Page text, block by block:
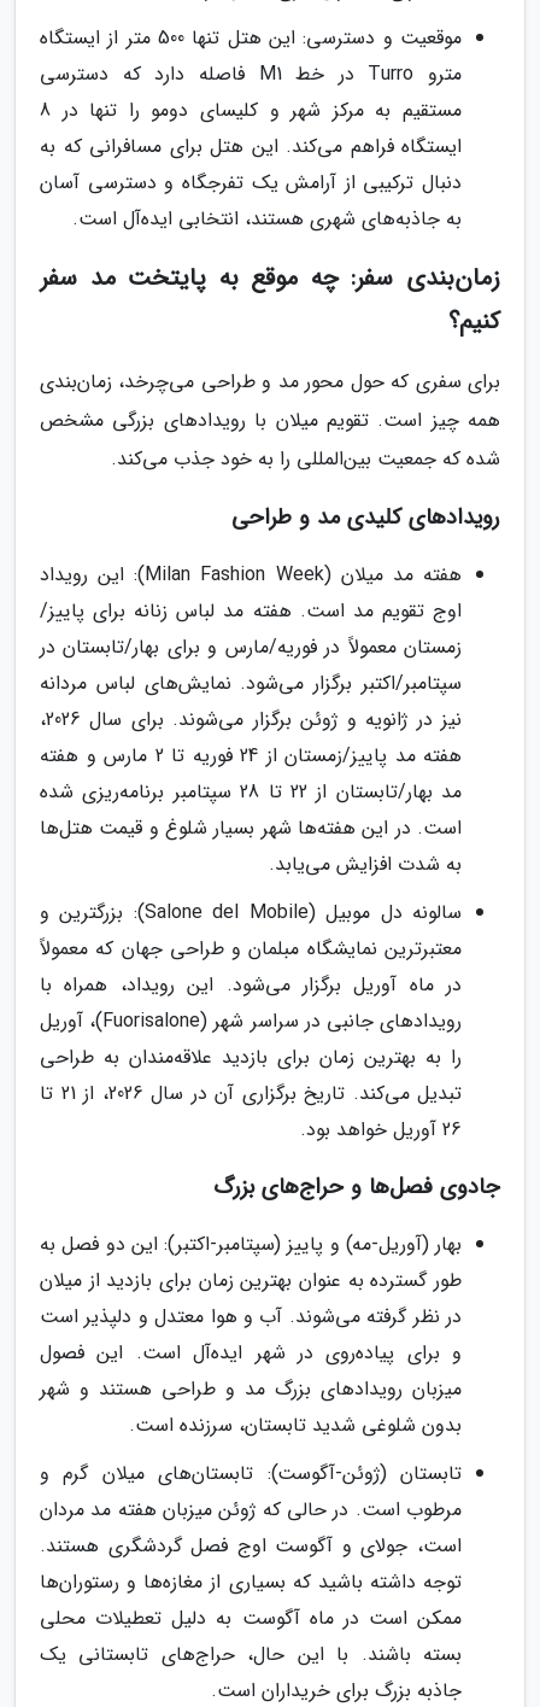
موقعیت و دسترسی: این هتل تنها 500 متر از ایستگاه
مترو Turro در خط M1 فاصله دارد که دسترسی
مستقیم به مرکز شهر و کلیسای دومو را تنها در 8
ایستگاه فراهم می‌کند. این هتل برای مسافرانی که به
دنبال ترکیبی از آرامش یک تفرجگاه و دسترسی آسان
به جاذبه‌های شهری هستند، انتخابی ایده‌آل است.
زمان‌بندی سفر: چه موقع به پایتخت مد سفر
کنیم؟
برای سفری که حول محور مد و طراحی می‌چرخد، زمان‌بندی
همه چیز است. تقویم میلان با رویدادهای بزرگی مشخص
شده که جمعیت بین‌المللی را به خود جذب می‌کند.
رویدادهای کلیدی مد و طراحی
هفته مد میلان (Milan Fashion Week): این رویداد
اوج تقویم مد است. هفته مد لباس زنانه برای پاییز/
زمستان معمولاً در فوریه/مارس و برای بهار/تابستان در
سپتامبر/اکتبر برگزار می‌شود. نمایش‌های لباس مردانه
نیز در ژانویه و ژوئن برگزار می‌شوند. برای سال 2026،
هفته مد پاییز/زمستان از 24 فوریه تا 2 مارس و هفته
مد بهار/تابستان از 22 تا 28 سپتامبر برنامه‌ریزی شده
است. در این هفته‌ها شهر بسیار شلوغ و قیمت هتل‌ها
به شدت افزایش می‌یابد.
سالونه دل موبیل (Salone del Mobile): بزرگترین و
معتبرترین نمایشگاه مبلمان و طراحی جهان که معمولاً
در ماه آوریل برگزار می‌شود. این رویداد، همراه با
رویدادهای جانبی در سراسر شهر (Fuorisalone)، آوریل
را به بهترین زمان برای بازدید علاقه‌مندان به طراحی
تبدیل می‌کند. تاریخ برگزاری آن در سال 2026، از 21 تا
26 آوریل خواهد بود.
جادوی فصل‌ها و حراج‌های بزرگ
بهار (آوریل-مه) و پاییز (سپتامبر-اکتبر): این دو فصل به
طور گسترده به عنوان بهترین زمان برای بازدید از میلان
در نظر گرفته می‌شوند. آب و هوا معتدل و دلپذیر است
و برای پیاده‌روی در شهر ایده‌آل است. این فصول
میزبان رویدادهای بزرگ مد و طراحی هستند و شهر
بدون شلوغی شدید تابستان، سرزنده است.
تابستان (ژوئن-آگوست): تابستان‌های میلان گرم و
مرطوب است. در حالی که ژوئن میزبان هفته مد مردان
است، جولای و آگوست اوج فصل گردشگری هستند.
توجه داشته باشید که بسیاری از مغازه‌ها و رستوران‌ها
ممکن است در ماه آگوست به دلیل تعطیلات محلی
بسته باشند. با این حال، حراج‌های تابستانی یک
جاذبه بزرگ برای خریداران است.